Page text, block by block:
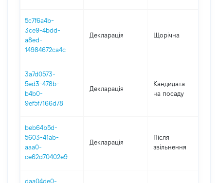
5c7f6a4b-
3ce9-4bdd-
a8ed-
14984672ca4c
Декларація Щорічна
3a7d0573-
5ed3-478b-
b4b0-
9ef5f7166d78
Декларація
Кандидата
на посаду
beb64b5d-
5603-41ab-
aaa0-
ce62d70402e9
Декларація
Після
звільнення
daa04de0-